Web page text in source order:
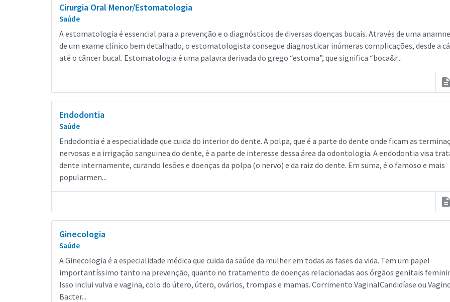
Cirurgia Oral Menor/Estomatologia
Saúde
A estomatologia é essencial para a prevenção e o diagnósticos de diversas doenças bucais. Através de uma
de um exame clínico bem detalhado, o estomatologista consegue diagnosticar inúmeras complicações, desde a
até o câncer bucal. Estomatologia é uma palavra derivada do grego “estoma”, que significa “boca&r...
description
Endodontia
Saúde
Endodontia é a especialidade que cuida do interior do dente. A polpa, que é a parte do dente onde ficam as
nervosas e a irrigação sanguinea do dente, é a parte de interesse dessa área da odontologia. A endodontia visa
dente internamente, curando lesões e doenças da polpa (o nervo) e da raiz do dente. Em suma, é o famoso e mais
popularmen...
description
Ginecologia
Saúde
A Ginecologia é a especialidade médica que cuida da saúde da mulher em todas as fases da vida. Tem um papel
importantíssimo tanto na prevenção, quanto no tratamento de doenças relacionadas aos órgãos genitais
Isso inclui vulva e vagina, colo do útero, útero, ovários, trompas e mamas. Corrimento VaginalCandidíase ou
Bacter...